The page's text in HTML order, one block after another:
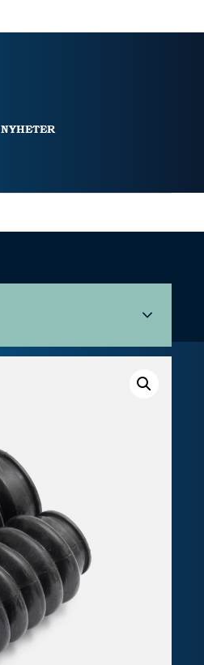
NYHETER